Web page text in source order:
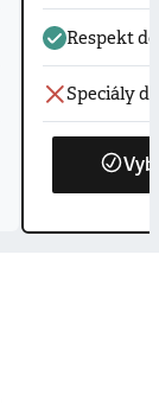
Respekt
Speciály